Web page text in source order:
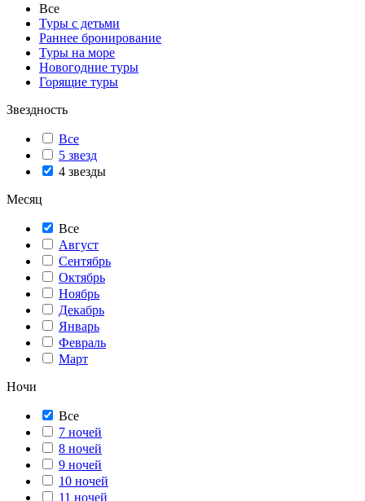
Все
Туры с детьми
Раннее бронирование
Туры на море
Новогодние туры
Горящие туры
Звездность
Все
5 звезд
4 звезды
Месяц
Все
Август
Сентябрь
Октябрь
Ноябрь
Декабрь
Январь
Февраль
Март
Ночи
Все
7 ночей
8 ночей
9 ночей
10 ночей
11 ночей